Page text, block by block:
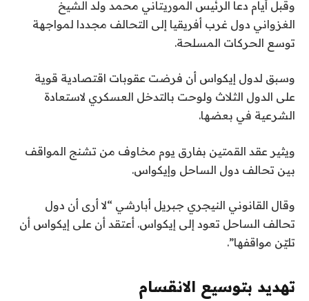
وقبل أيام دعا الرئيس الموريتاني محمد ولد الشيخ
الغزواني دول غرب أفريقيا إلى التحالف مجددا لمواجهة
توسع الحركات المسلحة.
وسبق لدول إيكواس أن فرضت عقوبات اقتصادية قوية
على الدول الثلاث ولوحت بالتدخل العسكري لاستعادة
الشرعية في بعضها.
ويثير عقد القمتين بفارق يوم مخاوف من تشنج المواقف
بين تحالف دول الساحل وإيكواس.
وقال القانوني النيجري جبريل أبارشي “لا أرى أن دول
تحالف الساحل تعود إلى إيكواس. أعتقد أن على إيكواس أن
تليّن مواقفها”.
تهديد بتوسيع الانقسام